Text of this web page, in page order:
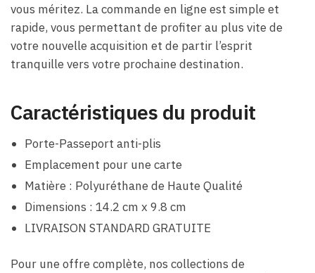
vous méritez. La commande en ligne est simple et
rapide, vous permettant de profiter au plus vite de
votre nouvelle acquisition et de partir l’esprit
tranquille vers votre prochaine destination.
Caractéristiques du produit
Porte-Passeport anti-plis
Emplacement pour une carte
Matière : Polyuréthane de Haute Qualité
Dimensions : 14.2 cm x 9.8 cm
LIVRAISON STANDARD GRATUITE
Pour une offre complète, nos collections de